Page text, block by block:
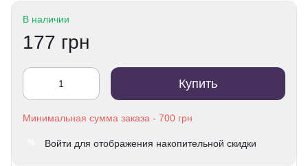
В наличии
177 грн
Купить
Войти для отображения накопительной скидки